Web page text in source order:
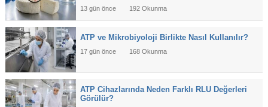
13 gün önce 192 Okunma
ATP ve Mikrobiyoloji Birlikte Nasıl Kullanılır?
17 gün önce 168 Okunma
ATP Cihazlarında Neden Farklı RLU Değerleri
Görülür?